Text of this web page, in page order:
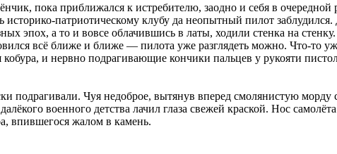
пока приближался к истребителю, заодно и себя в
историко-патриотическому клубу да неопытный пилот
эпох, а то и вовсе облачившись в латы, ходили стенка на
всё ближе и ближе — пилота уже разглядеть можно. Что-то
и нервно подрагивающие кончики пальцев у рукояти
подрагивали. Чуя недоброе, вытянув вперед смолянистую
военного детства лачил глаза свежей краской. Нос
впившегося жалом в камень.